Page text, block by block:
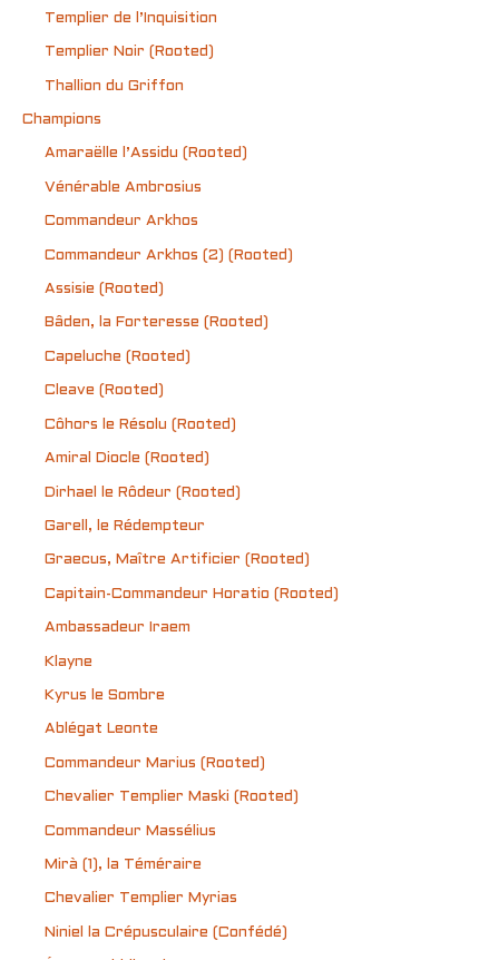
Templier de l’Inquisition
Templier Noir (Rooted)
Thallion du Griffon
Champions
Amaraëlle l’Assidu (Rooted)
Vénérable Ambrosius
Commandeur Arkhos
Commandeur Arkhos (2) (Rooted)
Assisie (Rooted)
Bâden, la Forteresse (Rooted)
Capeluche (Rooted)
Cleave (Rooted)
Côhors le Résolu (Rooted)
Amiral Diocle (Rooted)
Dirhael le Rôdeur (Rooted)
Garell, le Rédempteur
Graecus, Maître Artificier (Rooted)
Capitain-Commandeur Horatio (Rooted)
Ambassadeur Iraem
Klayne
Kyrus le Sombre
Ablégat Leonte
Commandeur Marius (Rooted)
Chevalier Templier Maski (Rooted)
Commandeur Massélius
Mirà (1), la Téméraire
Chevalier Templier Myrias
Niniel la Crépusculaire (Confédé)